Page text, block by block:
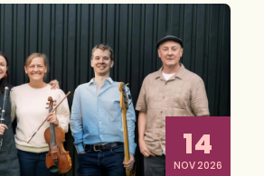
14
NOV 2026